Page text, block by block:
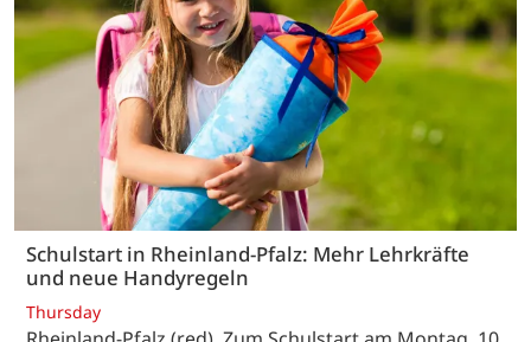
Schulstart in Rheinland-Pfalz: Mehr Lehrkräfte
und neue Handyregeln
Thursday